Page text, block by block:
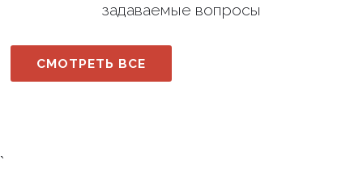
задаваемые вопросы
СМОТРЕТЬ ВСЕ
`